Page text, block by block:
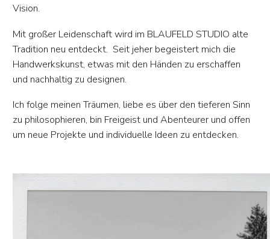
Vision.
Mit großer Leidenschaft wird im BLAUFELD STUDIO alte
Tradition neu entdeckt. Seit jeher begeistert mich die
Handwerkskunst, etwas mit den Händen zu erschaffen
und nachhaltig zu designen.
Ich folge meinen Träumen, liebe es über den tieferen Sinn
zu philosophieren, bin Freigeist und Abenteurer und offen
um neue Projekte und individuelle Ideen zu entdecken.